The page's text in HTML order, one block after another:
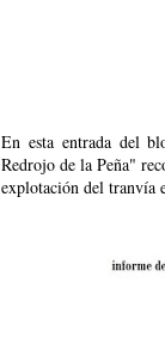
En esta entrada del
Redrojo de la Peña"
explotación del tranvía